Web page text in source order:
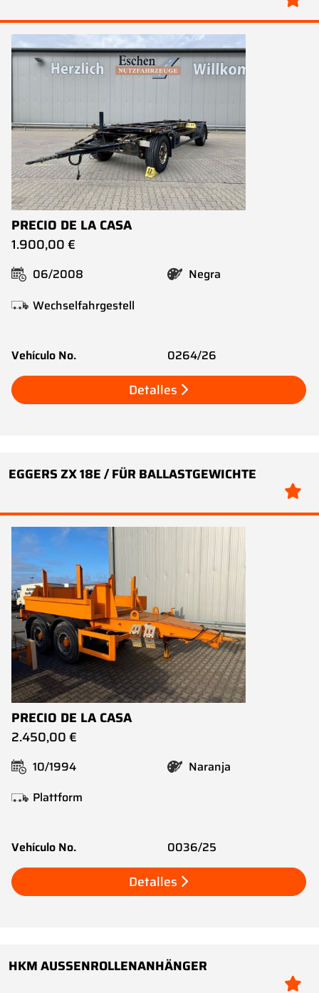
PRECIO DE LA CASA
1.900,00 €
06/2008
Negra
Wechselfahrgestell
Vehículo No. 0264/26
Detalles
EGGERS ZX 18E / FÜR BALLASTGEWICHTE
PRECIO DE LA CASA
2.450,00 €
10/1994
Naranja
Plattform
Vehículo No. 0036/25
Detalles
HKM AUSSENROLLENANHÄNGER